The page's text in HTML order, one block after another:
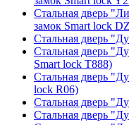
Стальная дверь
замок Smart lock
Стальная дверь
Стальная дверь
Smart lock T888)
Стальная дверь
lock R06)
Стальная дверь
Стальная дверь